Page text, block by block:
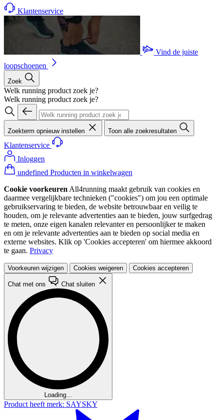
Klantenservice
Vind de juiste
loopschoenen
Zoek
Welk running product zoek je?
Welk running product zoek je?
Zoekterm opnieuw instellen Toon alle zoekresultaten
Klantenservice
Inloggen
undefined Producten in winkelwagen
Cookie voorkeuren All4running maakt gebruik van cookies en
daarmee vergelijkbare technieken ("cookies") om jou een optimale
gebruikservaring te bieden, de website betrouwbaar en veilig te
houden, om je relevante advertenties aan te bieden, jouw surfgedrag
te meten, onze eigen kanalen relevanter en persoonlijker te maken
en om je relevante advertenties aan te bieden op social media en
externe websites. Klik op 'Cookies accepteren' om hiermee akkoord
te gaan. Privacy
Voorkeuren wijzigen Cookies weigeren Cookies accepteren
Chat met ons Chat sluiten
Loading...
Product heeft merk: SAYSKY